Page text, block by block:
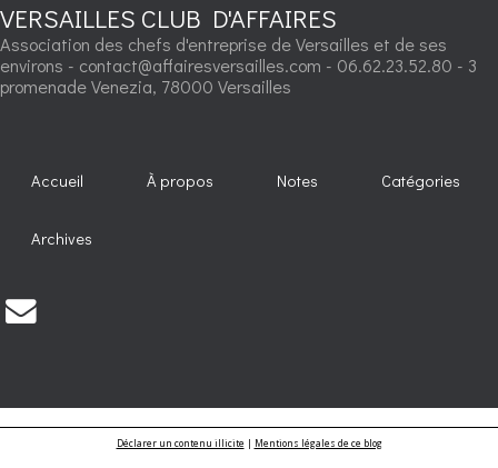
VERSAILLES CLUB D'AFFAIRES
Association des chefs d'entreprise de Versailles et de ses
environs - contact@affairesversailles.com - 06.62.23.52.80 - 3
promenade Venezia, 78000 Versailles
Accueil À propos Notes Catégories
Archives
Déclarer un contenu illicite| Mentions légales de ce blog